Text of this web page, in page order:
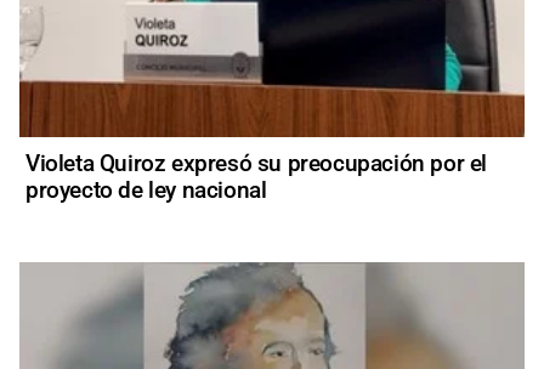
Violeta Quiroz expresó su preocupación por el
proyecto de ley nacional